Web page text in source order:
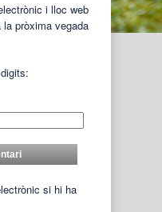
i lloc web
pròxima vegada
si hi ha